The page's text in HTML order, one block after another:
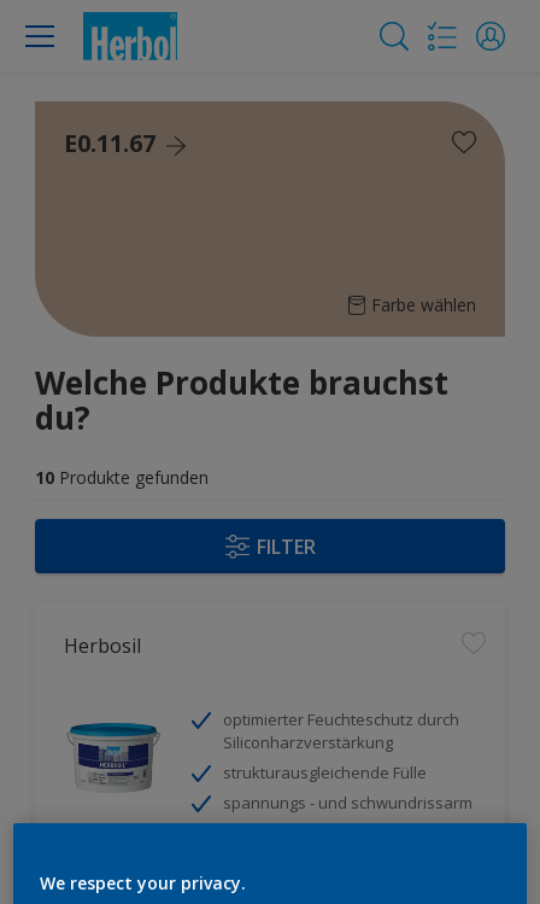
E0.11.67
Farbe wählen
Welche Produkte brauchst
du?
10 Produkte gefunden
FILTER
Herbosil
optimierter Feuchteschutz durch
Siliconharzverstärkung
strukturausgleichende Fülle
spannungs - und schwundrissarm
We respect your privacy.